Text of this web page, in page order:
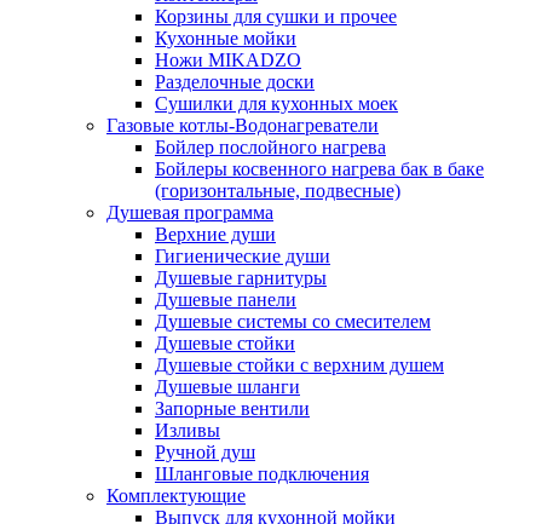
Корзины для сушки и прочее
Кухонные мойки
Ножи MIKADZO
Разделочные доски
Сушилки для кухонных моек
Газовые котлы-Водонагреватели
Бойлер послойного нагрева
Бойлеры косвенного нагрева бак в баке
(горизонтальные, подвесные)
Душевая программа
Верхние души
Гигиенические души
Душевые гарнитуры
Душевые панели
Душевые системы со смесителем
Душевые стойки
Душевые стойки с верхним душем
Душевые шланги
Запорные вентили
Изливы
Ручной душ
Шланговые подключения
Комплектующие
Выпуск для кухонной мойки